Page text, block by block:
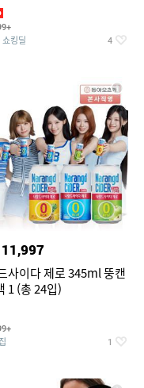
킹딜 4
11,997
사이다 제로 345ml 뚱캔
1 (총 24입)
1